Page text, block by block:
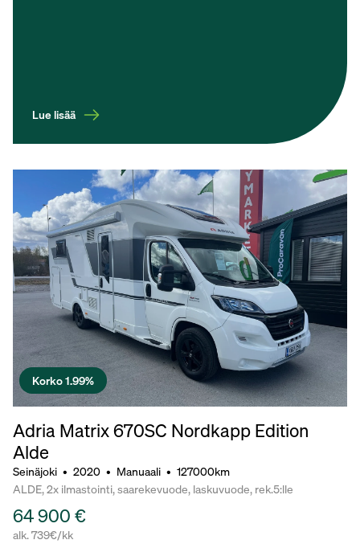
Lue lisää
Korko 1.99%
Adria Matrix 670SC Nordkapp Edition
Alde
Seinäjoki • 2020 • Manuaali • 127000km
ALDE, 2x ilmastointi, saarekevuode, laskuvuode, rek.5:lle
64 900 €
alk. 739€/kk